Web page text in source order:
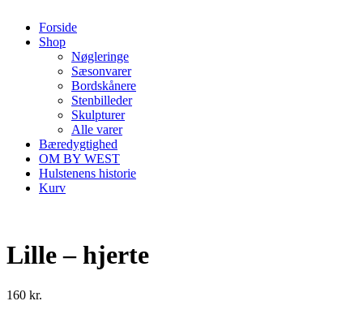
Forside
Shop
Nøgleringe
Sæsonvarer
Bordskånere
Stenbilleder
Skulpturer
Alle varer
Bæredygtighed
OM BY WEST
Hulstenens historie
Kurv
Lille – hjerte
160 kr.